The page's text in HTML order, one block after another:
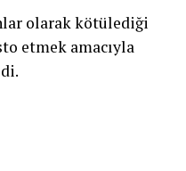
olarak kötülediği
etmek amacıyla